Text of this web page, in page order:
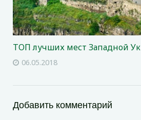
ТОП лучших мест Западной
06.05.2018
Добавить комментарий